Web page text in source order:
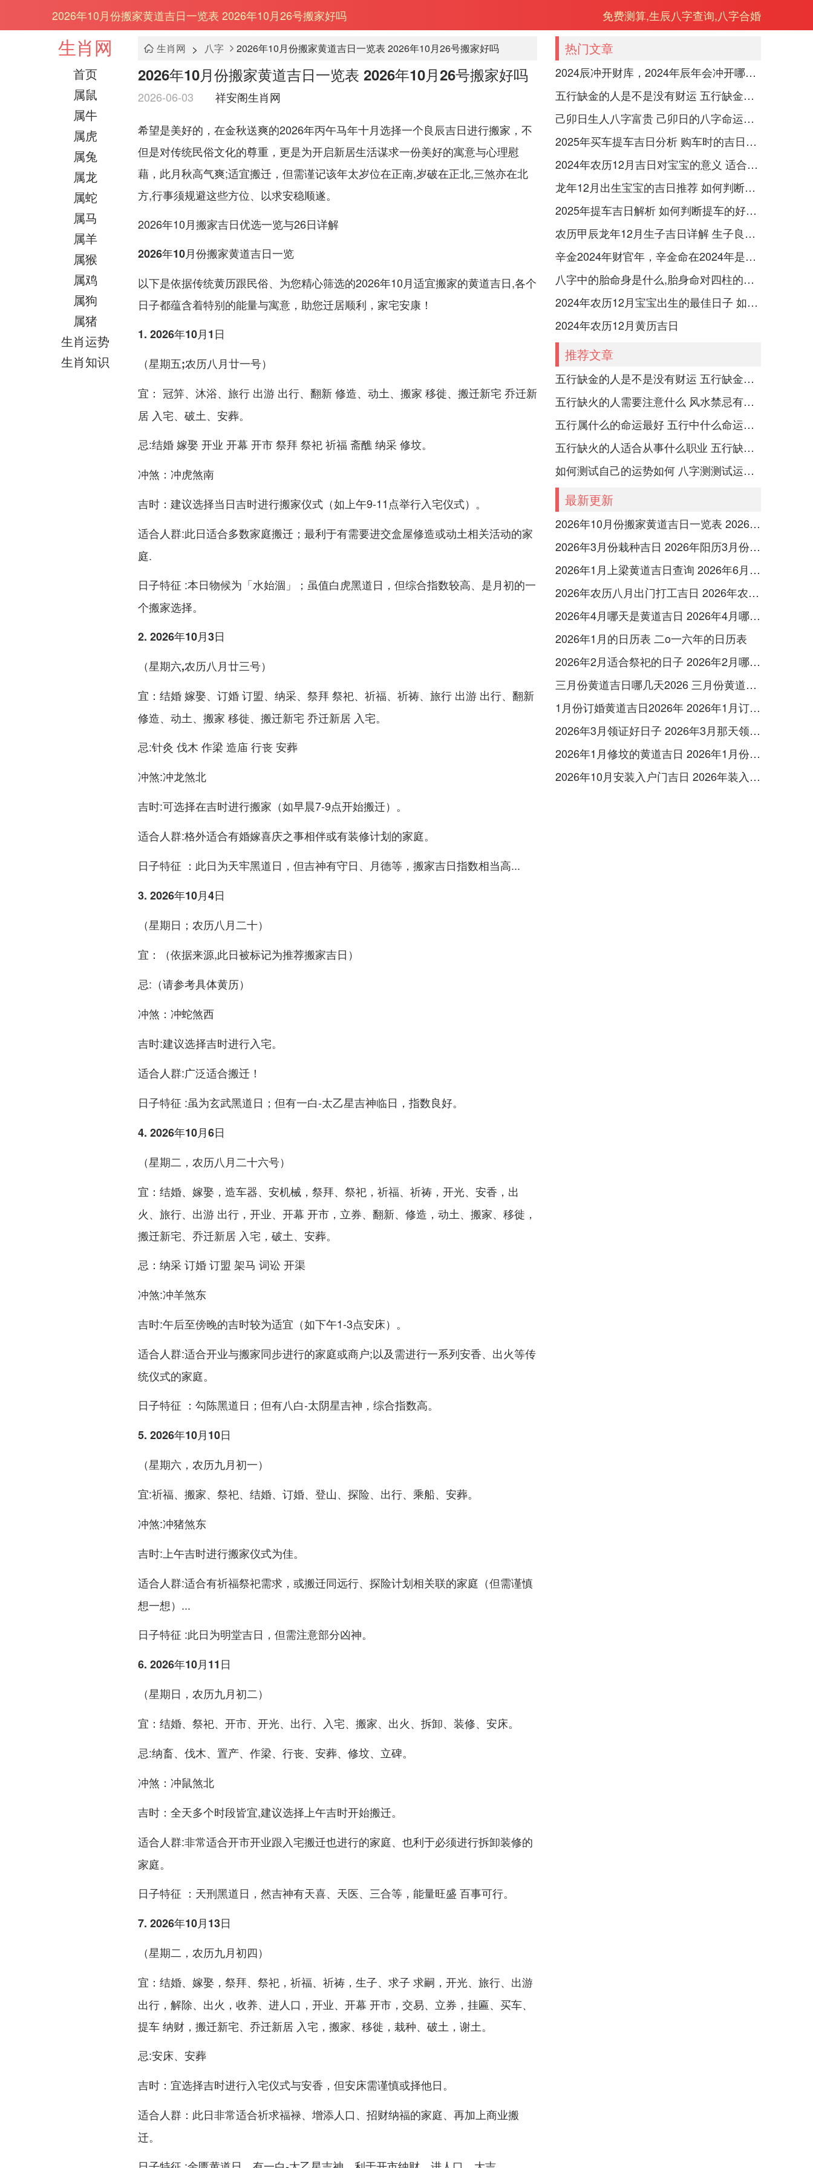
2026年10月份搬家黄道吉日一览表 2026年10月26号搬家好吗 免费测算,生辰八字查询,八字合婚
生肖网
首页
属鼠
属牛
属虎
属兔
属龙
属蛇
属马
属羊
属猴
属鸡
属狗
属猪
生肖运势
生肖知识
生肖网 > 八字 2026年10月份搬家黄道吉日一览表 2026年10月26号搬家好吗
2026年10月份搬家黄道吉日一览表 2026年10月26号搬家好吗
2026-06-03 祥安阁生肖网
希望是美好的，在金秋送爽的2026年丙午马年十月选择一个良辰吉日进行搬家，不
但是对传统民俗文化的尊重，更是为开启新居生活谋求一份美好的寓意与心理慰
藉，此月秋高气爽;适宜搬迁，但需谨记该年太岁位在正南,岁破在正北,三煞亦在北
方,行事须规避这些方位、以求安稳顺遂。
2026年10月搬家吉日优选一览与26日详解
2026年10月份搬家黄道吉日一览
以下是依据传统黄历跟民俗、为您精心筛选的2026年10月适宜搬家的黄道吉日,各个
日子都蕴含着特别的能量与寓意，助您迁居顺利，家宅安康！
1. 2026年10月1日
（星期五;农历八月廿一号）
宜 ： 冠笄、沐浴、旅行 出游 出行、翻新 修造、动土、搬家 移徙、搬迁新宅 乔迁新
居 入宅、破土、安葬。
忌:结婚 嫁娶 开业 开幕 开市 祭拜 祭祀 祈福 斋醮 纳采 修坟。
冲煞 ：冲虎煞南
吉时 ：建议选择当日吉时进行搬家仪式（如上午9-11点举行入宅仪式）。
适合人群:此日适合多数家庭搬迁；最利于有需要进交盒屋修造或动土相关活动的家
庭.
日子特征 :本日物候为「水始涸」；虽值白虎黑道日，但综合指数较高、是月初的一
个搬家选择。
2. 2026年10月3日
（星期六,农历八月廿三号）
宜 ：结婚 嫁娶、订婚 订盟、纳采、祭拜 祭祀、祈福、祈祷、旅行 出游 出行、翻新
修造、动土、搬家 移徙、搬迁新宅 乔迁新居 入宅。
忌:针灸 伐木 作梁 造庙 行丧 安葬
冲煞:冲龙煞北
吉时:可选择在吉时进行搬家（如早晨7-9点开始搬迁）。
适合人群:格外适合有婚嫁喜庆之事相伴或有装修计划的家庭。
日子特征 ：此日为天牢黑道日，但吉神有守日、月德等，搬家吉日指数相当高...
3. 2026年10月4日
（星期日；农历八月二十）
宜 ：（依据来源,此日被标记为推荐搬家吉日）
忌:（请参考具体黄历）
冲煞 ：冲蛇煞西
吉时:建议选择吉时进行入宅。
适合人群:广泛适合搬迁！
日子特征 :虽为玄武黑道日；但有一白-太乙星吉神临日，指数良好。
4. 2026年10月6日
（星期二，农历八月二十六号）
宜 ：结婚、嫁娶，造车器、安机械，祭拜、祭祀，祈福、祈祷，开光、安香，出
火、旅行、出游 出行，开业、开幕 开市，立券、翻新、修造，动土、搬家、移徙，
搬迁新宅、乔迁新居 入宅，破土、安葬。
忌 ：纳采 订婚 订盟 架马 词讼 开渠
冲煞:冲羊煞东
吉时:午后至傍晚的吉时较为适宜（如下午1-3点安床）。
适合人群:适合开业与搬家同步进行的家庭或商户;以及需进行一系列安香、出火等传
统仪式的家庭。
日子特征 ：勾陈黑道日；但有八白-太阴星吉神，综合指数高。
5. 2026年10月10日
（星期六，农历九月初一）
宜:祈福、搬家、祭祀、结婚、订婚、登山、探险、出行、乘船、安葬。
冲煞:冲猪煞东
吉时:上午吉时进行搬家仪式为佳。
适合人群:适合有祈福祭祀需求，或搬迁同远行、探险计划相关联的家庭（但需谨慎
想一想）...
日子特征 :此日为明堂吉日，但需注意部分凶神。
6. 2026年10月11日
（星期日，农历九月初二）
宜 ：结婚、祭祀、开市、开光、出行、入宅、搬家、出火、拆卸、装修、安床。
忌:纳畜、伐木、置产、作梁、行丧、安葬、修坟、立碑。
冲煞 ：冲鼠煞北
吉时 ：全天多个时段皆宜,建议选择上午吉时开始搬迁。
适合人群:非常适合开市开业跟入宅搬迁也进行的家庭、也利于必须进行拆卸装修的
家庭。
日子特征 ：天刑黑道日，然吉神有天喜、天医、三合等，能量旺盛 百事可行。
7. 2026年10月13日
（星期二，农历九月初四）
宜 ：结婚、嫁娶，祭拜、祭祀，祈福、祈祷，生子、求子 求嗣，开光、旅行、出游
出行，解除、出火，收养、进人口，开业、开幕 开市，交易、立券，挂匾、买车、
提车 纳财，搬迁新宅、乔迁新居 入宅，搬家、移徙，栽种、破土，谢土。
忌:安床、安葬
吉时 ：宜选择吉时进行入宅仪式与安香，但安床需谨慎或择他日。
适合人群 ：此日非常适合祈求福禄、增添人口、招财纳福的家庭、再加上商业搬
迁。
热门文章
2024辰冲开财库，2024年辰年会冲开哪些人的财库
五行缺金的人是不是没有财运 五行缺金的人命运好不好
己卯日生人八字富贵 己卯日的八字命运如何
2025年买车提车吉日分析 购车时的吉日与禁忌
2024年农历12月吉日对宝宝的意义 适合龙年宝宝出生的日子有哪些
龙年12月出生宝宝的吉日推荐 如何判断吉日是否适合宝宝
2025年提车吉日解析 如何判断提车的好日子
农历甲辰龙年12月生子吉日详解 生子良辰的影响因素
辛金2024年财官年，辛金命在2024年是财官年还是财印年
八字中的胎命身是什么,胎身命对四柱的影响
2024年农历12月宝宝出生的最佳日子 如何挑选适合的吉日
2024年农历12月黄历吉日
推荐文章
五行缺金的人是不是没有财运 五行缺金的人命运好不好
五行缺火的人需要注意什么 风水禁忌有哪些
五行属什么的命运最好 五行中什么命运势旺盛
五行缺火的人适合从事什么职业 五行缺火的人适合从事的职业有哪些
如何测试自己的运势如何 八字测测试运运程
最新更新
2026年10月份搬家黄道吉日一览表 2026年10月26号搬家好吗
2026年3月份栽种吉日 2026年阳历3月份的栽种吉日
2026年1月上梁黄道吉日查询 2026年6月适合上梁的日子
2026年农历八月出门打工吉日 2026年农历8月哪天出门好
2026年4月哪天是黄道吉日 2026年4月哪天搬家好
2026年1月的日历表 二o一六年的日历表
2026年2月适合祭祀的日子 2026年2月哪一天适合祭祀
三月份黄道吉日哪几天2026 三月份黄道吉日哪几天开业
1月份订婚黄道吉日2026年 2026年1月订婚黄道吉日查询
2026年3月领证好日子 2026年3月那天领证好
2026年1月修坟的黄道吉日 2026年1月份修老坟老黄历
2026年10月安装入户门吉日 2026年装入户门的吉日